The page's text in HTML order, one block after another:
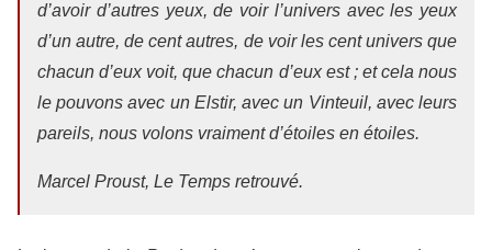
d’avoir d’autres yeux, de voir l’univers avec les yeux
d’un autre, de cent autres, de voir les cent univers que
chacun d’eux voit, que chacun d’eux est ; et cela nous
le pouvons avec un Elstir, avec un Vinteuil, avec leurs
pareils, nous volons vraiment d’étoiles en étoiles.
Marcel Proust, Le Temps retrouvé.